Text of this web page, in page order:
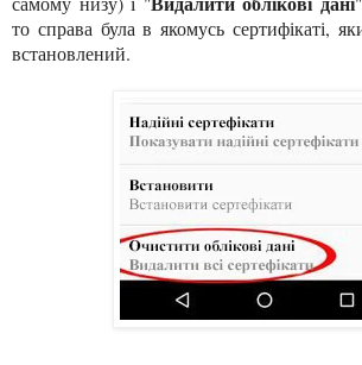
то справа була в якомусь сертифікаті,
встановлений.